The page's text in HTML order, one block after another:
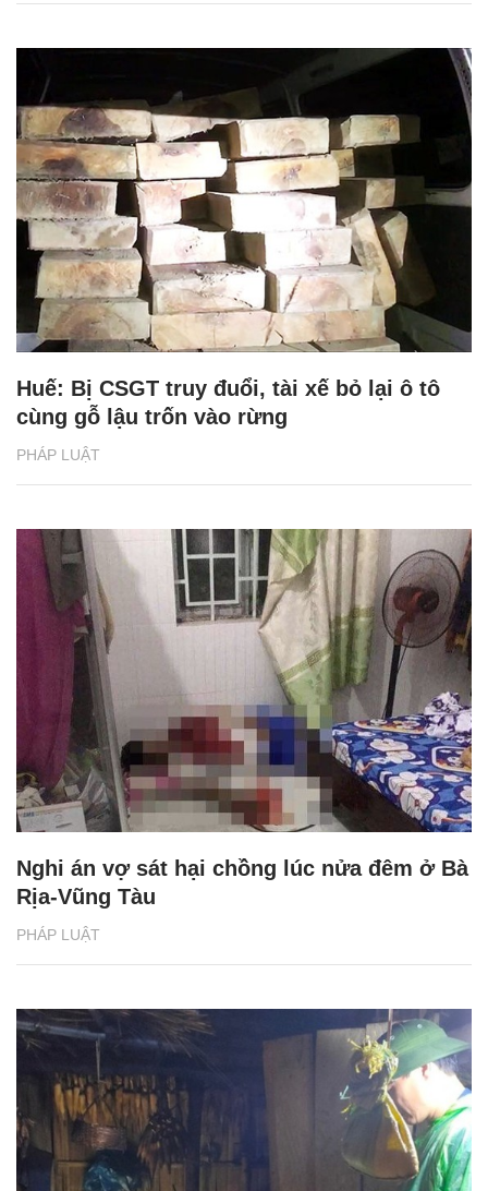
PHÁP LUẬT
Huế: Bị CSGT truy đuổi, tài xế bỏ lại ô tô
cùng gỗ lậu trốn vào rừng
PHÁP LUẬT
Nghi án vợ sát hại chồng lúc nửa đêm ở Bà
Rịa-Vũng Tàu